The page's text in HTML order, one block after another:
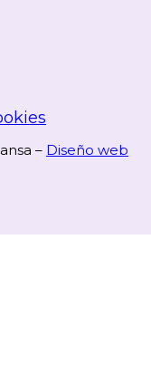
– Diseño web